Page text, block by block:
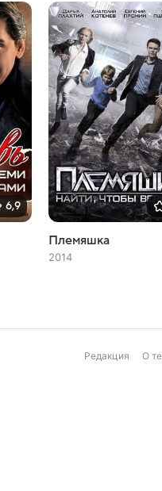
6,9
Племяшка
2014
Редакция О